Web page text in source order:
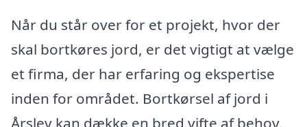
Når du står over for et projekt, hvor der
skal bortkøres jord, er det vigtigt at vælge
et firma, der har erfaring og ekspertise
inden for området. Bortkørsel af jord i
Årslev kan dække en bred vifte af behov,